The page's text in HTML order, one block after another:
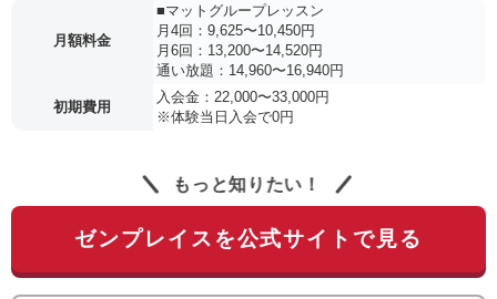
月額料金
■マットグループレッスン
月4回：9,625〜10,450円
月6回：13,200〜14,520円
通い放題：14,960〜16,940円
初期費用
入会金：22,000〜33,000円
※体験当日入会で0円
もっと知りたい！
ゼンプレイスを公式サイトで見る